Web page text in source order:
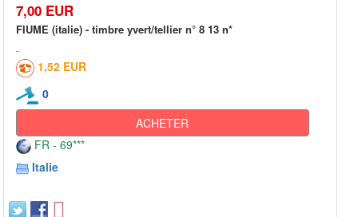
7,00 EUR
FIUME (italie) - timbre yvert/tellier n° 8 13 n*
1,52 EUR
0
ACHETER
FR - 69***
Italie